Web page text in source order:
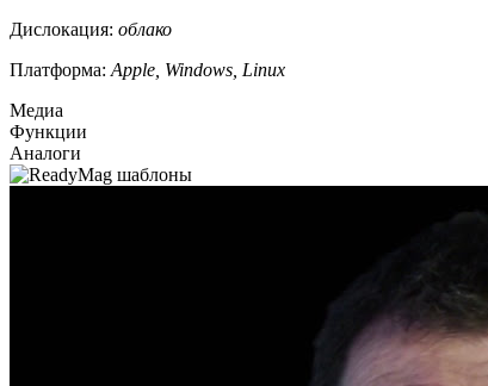
Дислокация: облако
Платформа: Apple, Windows, Linux
Медиа
Функции
Аналоги